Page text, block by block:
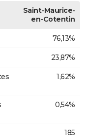
Saint-Maurice-
en-Cotentin
76,13%
23,87%
1,62%
0,54%
185